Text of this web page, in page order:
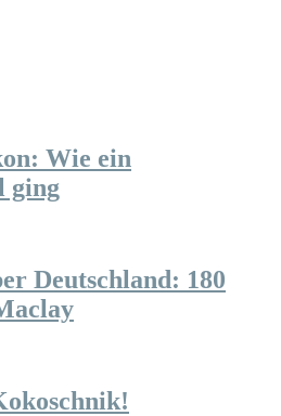
Wie ein
ging
Deutschland: 180